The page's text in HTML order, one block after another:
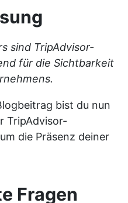
sind TripAdvisor-
für die Sichtbarkeit
bist du nun
TripAdvisor-
die Präsenz deiner
Fragen